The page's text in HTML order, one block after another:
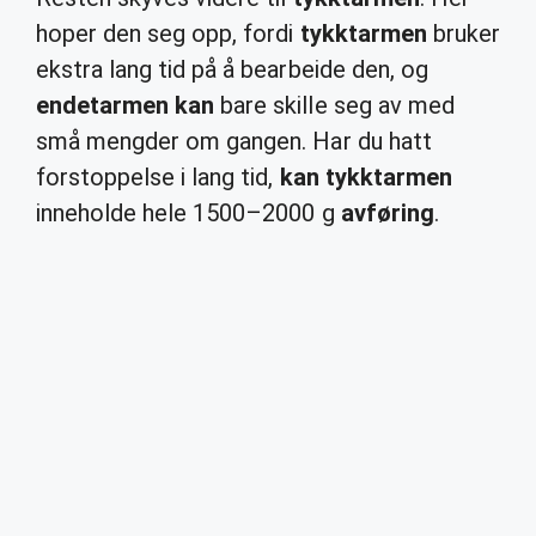
hoper den seg opp, fordi tykktarmen bruker
ekstra lang tid på å bearbeide den, og
endetarmen kan bare skille seg av med
små mengder om gangen. Har du hatt
forstoppelse i lang tid, kan tykktarmen
inneholde hele 1500–2000 g avføring.